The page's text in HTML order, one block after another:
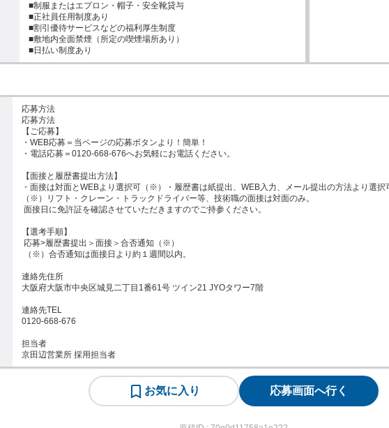
■制服またはエプロン・帽子・安全靴貸与
■正社員任用制度あり
■割引優待サービスなどの福利厚生制度
■敷地内全面禁煙（所定の喫煙場所あり）
■日払い制度あり
応募方法
応募方法
【ご応募】
・WEB応募＝当ページの応募ボタンより！簡単！
・電話応募＝0120-668-676へお気軽にお電話ください。
【面接と履歴書提出方法】
・面接は対面とWEBより選択可（※）・履歴書は紙提出、WEB入力、メール提出の方法より選択
（※）リフト・クレーン・トラックドライバー等、技術職の面接は対面のみ。
【選考手順】
連絡先住所
大阪府大阪市中央区城見二丁目1番61号 ツイン21 JYOタワー7階
連絡先TEL
0120-668-676
担当者
京田辺営業所 採用担当者
お気に入り 応募画面へ行く